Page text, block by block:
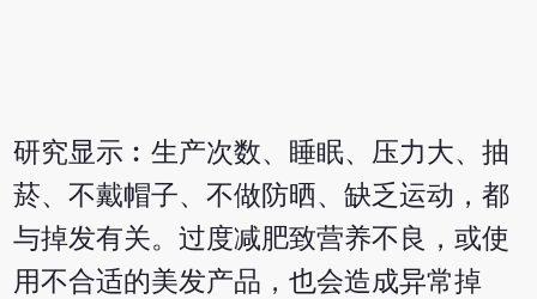
研究显示︰生产次数、睡眠、压力大、抽
菸、不戴帽子、不做防晒、缺乏运动，都
与掉发有关。过度减肥致营养不良，或使
用不合适的美发产品，也会造成异常掉